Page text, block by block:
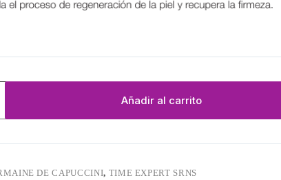
Añadir al carrito
DE CAPUCCINI, TIME EXPERT SRNS